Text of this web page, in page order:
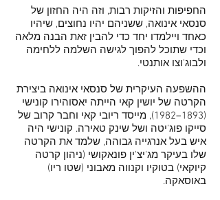
החפיפות והזיקות רבות, וזה היה החזון של
סנסאי אינואה, ששניהם יהיו נחוצים, שיהיו
כאחד ויילמדו יחד כדי להבין זאת הבנה מלאה
וכדי שתוכל להפוך לגישה השלמה ללחימה
ולבוג'וצו אותנטי.
ההשפעה העיקרית של סנסאי אינואה ביצירת
הקרטה של ​​יושין קאי הייתה יאסוהירו קונישי
(1893–1982), מייסד ריובי קאי וחבר קרוב של
סייקו פוג'יטה ושל שינק טאירה. קונישי היה
איש בעל אנרגייה גבוהה, שלמד את הקרטה
שלו בעיקר מג'יצ'ין פונאקושי (ניהון קרטה
קיוקאי) בטוקיו וקנווה מאבוני (שטו ריו)
באוסאקה.